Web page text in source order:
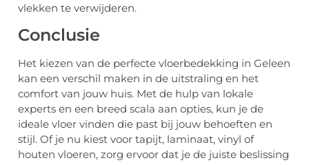
vlekken te verwijderen.
Conclusie
Het kiezen van de perfecte vloerbedekking in Geleen
kan een verschil maken in de uitstraling en het
comfort van jouw huis. Met de hulp van lokale
experts en een breed scala aan opties, kun je de
ideale vloer vinden die past bij jouw behoeften en
stijl. Of je nu kiest voor tapijt, laminaat, vinyl of
houten vloeren, zorg ervoor dat je de juiste beslissing